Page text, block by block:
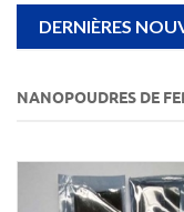
DERNIÈRES
NANOPOUDRES DE